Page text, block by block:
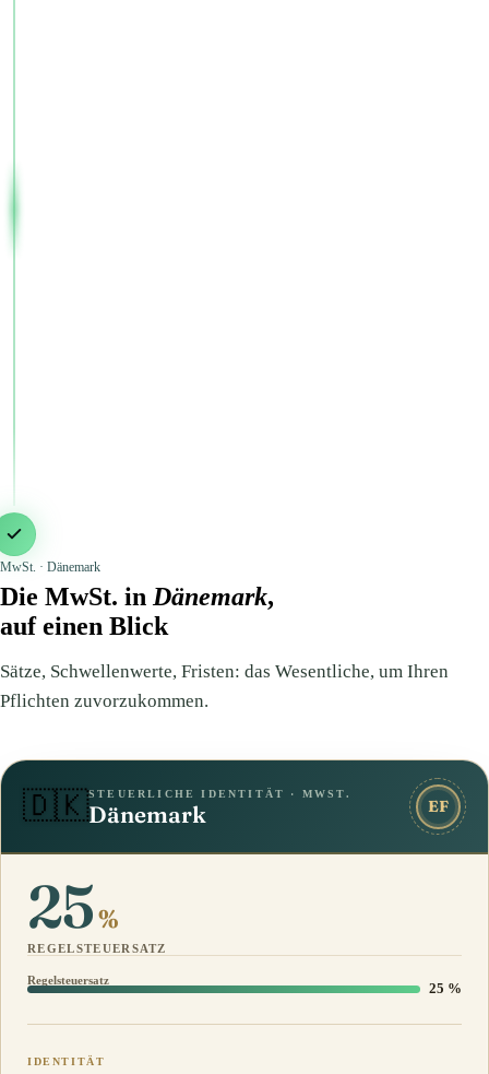
MwSt. · Dänemark
Die MwSt. in Dänemark,
auf einen Blick
Sätze, Schwellenwerte, Fristen: das Wesentliche, um Ihren
Pflichten zuvorzukommen.
🇩🇰STEUERLICHE IDENTITÄT · MWST.
Dänemark EF
25%
REGELSTEUERSATZ
Regelsteuersatz 25 %
IDENTITÄT